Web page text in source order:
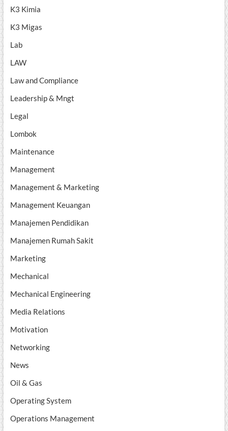
K3 Kimia
K3 Migas
Lab
LAW
Law and Compliance
Leadership & Mngt
Legal
Lombok
Maintenance
Management
Management & Marketing
Management Keuangan
Manajemen Pendidikan
Manajemen Rumah Sakit
Marketing
Mechanical
Mechanical Engineering
Media Relations
Motivation
Networking
News
Oil & Gas
Operating System
Operations Management